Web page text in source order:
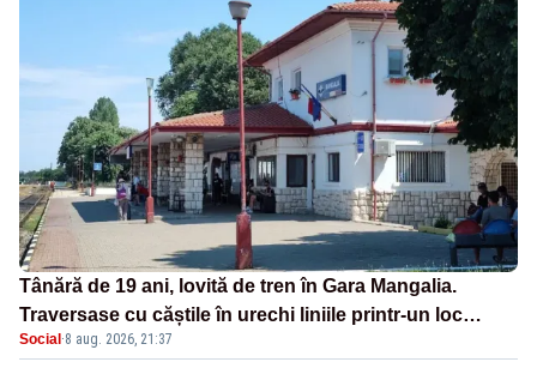
Tânără de 19 ani, lovită de tren în Gara Mangalia.
Traversase cu căștile în urechi liniile printr-un loc
nepermis
Social ·8 aug. 2026, 21:37